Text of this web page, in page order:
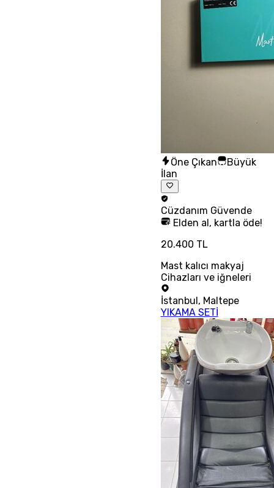
Öne Çıkan
Büyük
İlan
Cüzdanım Güvende
Elden al, kartla öde!
20.400 TL
Mast kalıcı makyaj
Cihazları ve iğneleri
İstanbul , Maltepe
YIKAMA SETİ